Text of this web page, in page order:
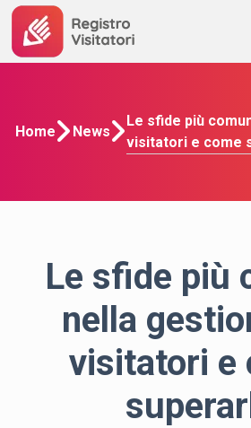
Home News
Le sfide più
visitatori e come
Le sfide più
nella
visitatori e